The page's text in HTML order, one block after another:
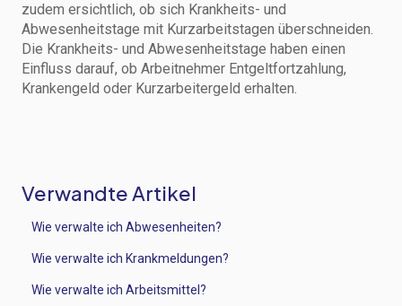
zudem ersichtlich, ob sich Krankheits- und
Abwesenheitstage mit Kurzarbeitstagen überschneiden.
Die Krankheits- und Abwesenheitstage haben einen
Einfluss darauf, ob Arbeitnehmer Entgeltfortzahlung,
Krankengeld oder Kurzarbeitergeld erhalten.
Verwandte Artikel
Wie verwalte ich Abwesenheiten?
Wie verwalte ich Krankmeldungen?
Wie verwalte ich Arbeitsmittel?